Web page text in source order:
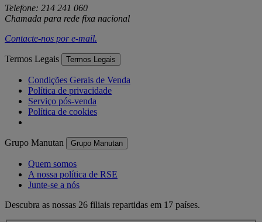
Telefone: 214 241 060
Chamada para rede fixa nacional
Contacte-nos pore-mail.
Termos Legais Termos Legais
Condições Gerais de Venda
Política de privacidade
Serviço pós-venda
Política de cookies
Grupo Manutan Grupo Manutan
Quem somos
A nossa política de RSE
Junte-se a nós
Descubra as nossas 26 filiais repartidas em 17 países.